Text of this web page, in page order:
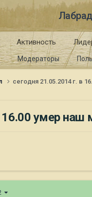
Модераторы
Активность
сегодня 21.05.2014 г. в
16.00 умер